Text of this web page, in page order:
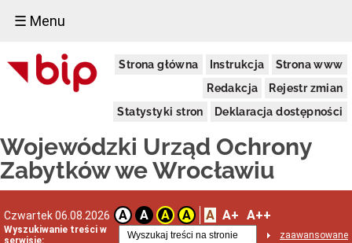
☰ Menu
Strona główna Instrukcja
Strona www
Redakcja
Rejestr zmian
Statystyki stron
Deklaracja dostępności
Wojewódzki Urząd Ochrony
Zabytków we Wrocławiu
Czwartek 06.08.2026 A A A A A A+ A++
Wyszukiwanie treści w
serwisie:
zaawansowane
Dostępność
Deklaracja
dostępności
realizowanym
projekcie
dofinansowanym
Europejskich
Delegatury